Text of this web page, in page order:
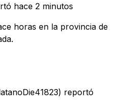
hace 2 minutos
horas en la provincia de
reportó